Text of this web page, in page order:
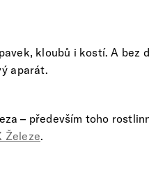
kloubů i kostí. A
aparát.
– především toho
Železe.